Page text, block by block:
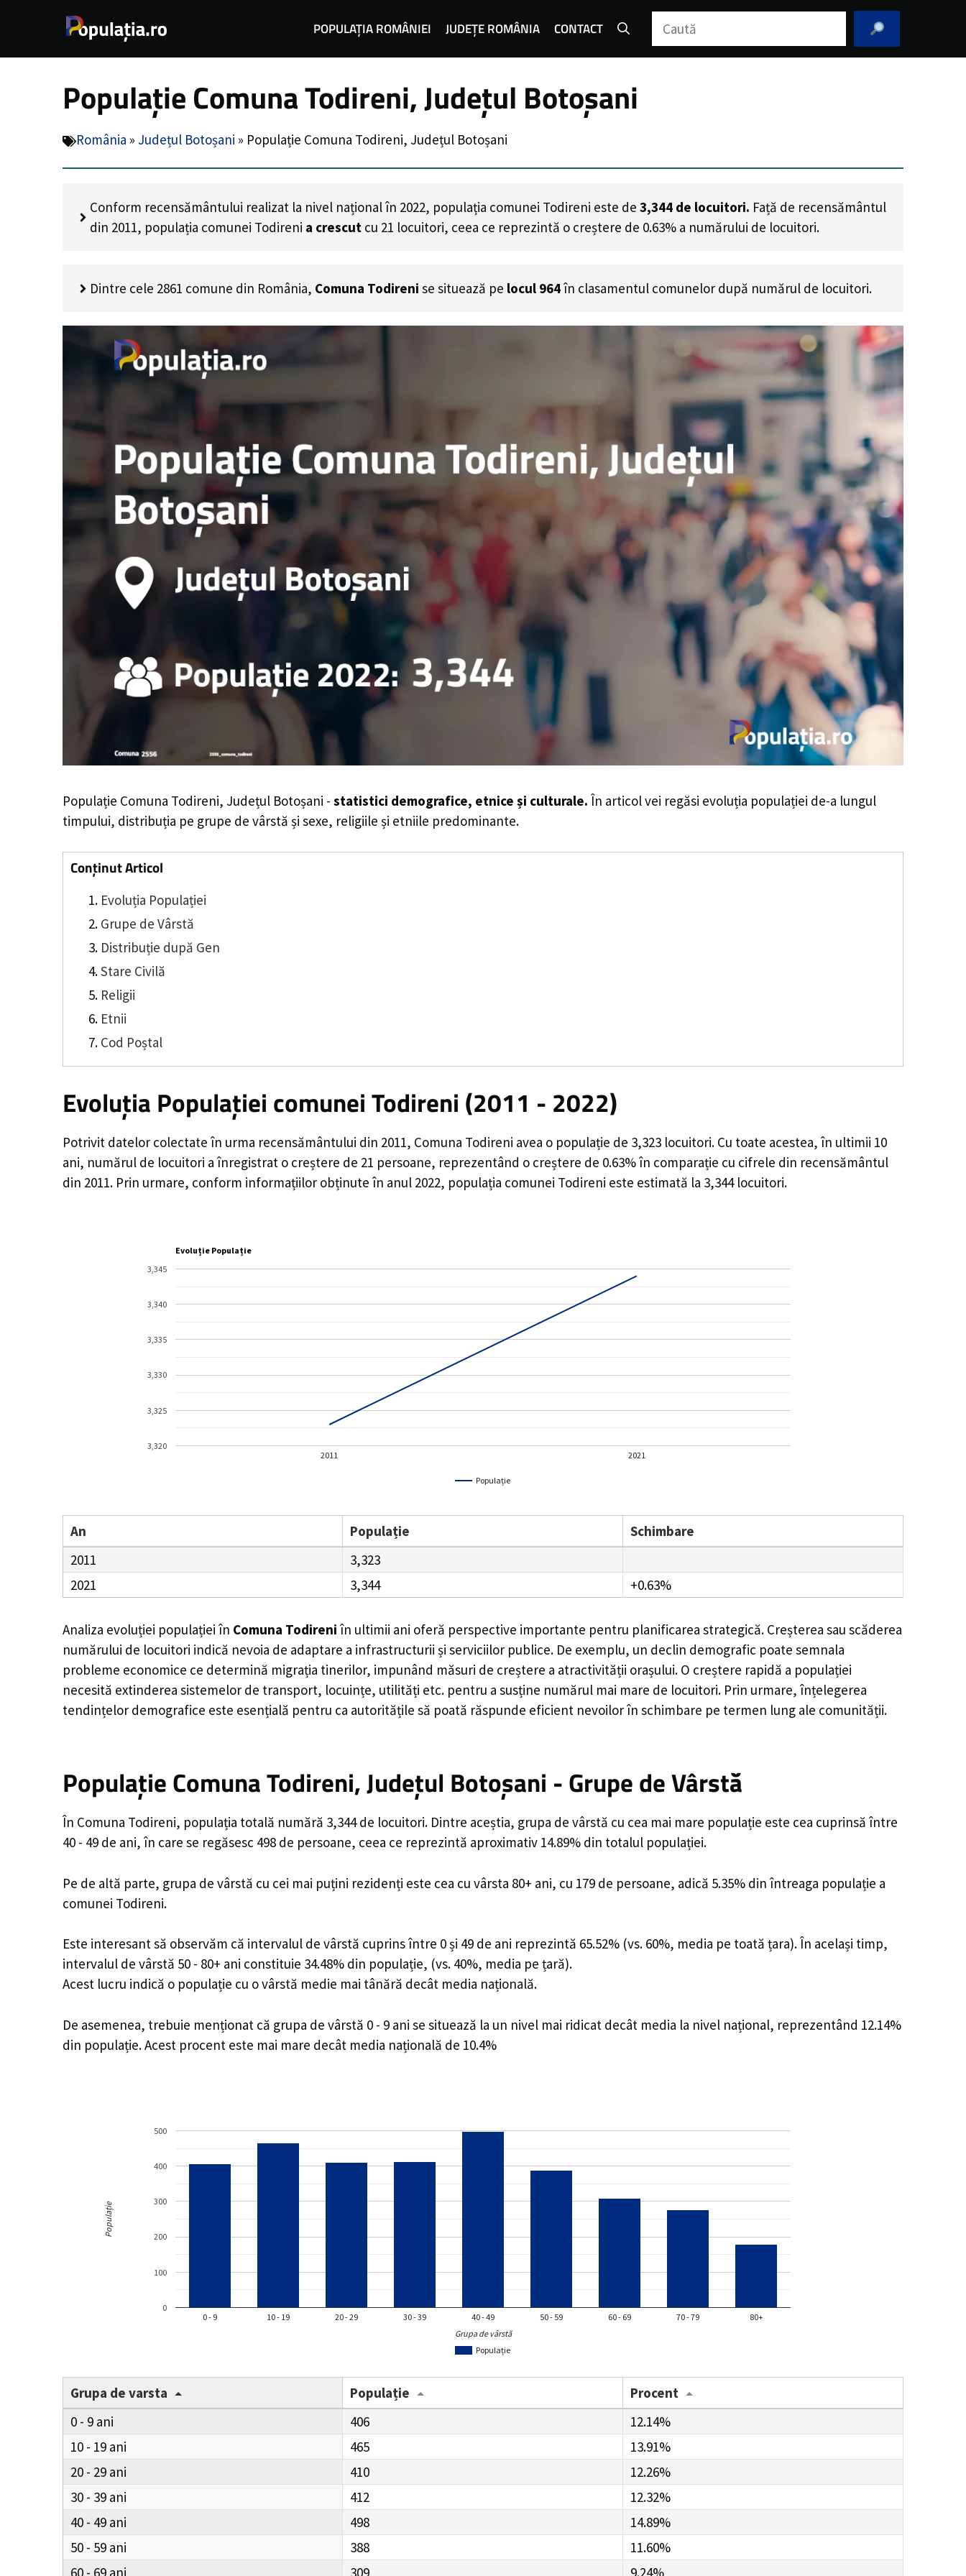
POPULAȚIA ROMÂNIEI JUDEȚE ROMÂNIA CONTACT Caută
Populație Comuna Todireni, Județul Botoșani
România » Județul Botoșani » Populație Comuna Todireni, Județul Botoșani
Conform recensământului realizat la nivel național în 2022, populația comunei Todireni este de 3,344 de locuitori. Față de recensământul
din 2011, populația comunei Todireni a crescut cu 21 locuitori, ceea ce reprezintă o creștere de 0.63% a numărului de locuitori.
Dintre cele 2861 comune din România, Comuna Todireni se situează pe locul 964în clasamentul comunelor după numărul de locuitori.
Populație Comuna Todireni, Județul Botoșani - statistici demografice, etnice și culturale. În articol vei regăsi evoluția populației de-a lungul
timpului, distribuția pe grupe de vârstă și sexe, religiile și etniile predominante.
Conținut Articol
Evoluția Populației
Grupe de Vârstă
Distribuție după Gen
Stare Civilă
Religii
Etnii
Cod Poștal
Evoluția Populației comunei Todireni (2011 - 2022)
Potrivit datelor colectate în urma recensământului din 2011, Comuna Todireni avea o populație de 3,323 locuitori. Cu toate acestea, în ultimii 10
ani, numărul de locuitori a înregistrat o creștere de 21 persoane, reprezentând o creștere de 0.63%în comparație cu cifrele din recensământul
din 2011. Prin urmare, conform informațiilor obținute în anul 2022, populația comunei Todireni este estimată la 3,344locuitori.
Evoluție Populație
Populație
2011 2021
3,320
3,325
3,330
3,335
3,340
3,345
An Populație
Schimbare
2011
3,323
2021
3,344 +0.63%
Analiza evoluției populației în Comuna Todireni în ultimii ani oferă perspective importante pentru planificarea strategică. Creșterea sau scăderea
numărului de locuitori indică nevoia de adaptare a infrastructurii și serviciilor publice. De exemplu, un declin demografic poate semnala
probleme economice ce determină migrația tinerilor, impunând măsuri de creștere a atractivității orașului. O creștere rapidă a populației
necesită extinderea sistemelor de transport, locuințe, utilități etc. pentru a susține numărul mai mare de locuitori. Prin urmare, înțelegerea
tendințelor demografice este esențială pentru ca autoritățile să poată răspunde eficient nevoilor în schimbare pe termen lung ale comunității.
Populație Comuna Todireni, Județul Botoșani - Grupe de Vârstă
În Comuna Todireni, populația totală numără 3,344 de locuitori. Dintre aceștia, grupa de vârstă cu cea mai mare populație este cea cuprinsă între
40 - 49 de ani, în care se regăsesc 498 de persoane, ceea ce reprezintă aproximativ 14.89% din totalul populației.
Pe de altă parte, grupa de vârstă cu cei mai puțini rezidenți este cea cu vârsta 80+ ani, cu 179 de persoane, adică 5.35% din întreaga populație a
comunei Todireni.
Este interesant să observăm că intervalul de vârstă cuprins între 0 și 49 de ani reprezintă 65.52% (vs. 60%, media pe toată țara). În același timp,
intervalul de vârstă 50 - 80+ ani constituie 34.48% din populație, (vs. 40%, media pe țară).
Acest lucru indică o populație cu o vârstă medie mai tânără decât media națională.
De asemenea, trebuie menționat că grupa de vârstă 0 - 9 ani se situează la un nivel mai ridicat decât media la nivel național, reprezentând 12.14%
din populație. Acest procent este mai mare decât media națională de 10.4%
Populație
0 - 9 10 - 19 20 - 29 30 - 39 40 - 49 50 - 59 60 - 69 70 - 79 80+
0
100
200
300
400
500
Grupa de vârstă
Populație
Grupa de varsta Populație
Procent
0 - 9
406
12.14%
10 - 19
465
13.91%
20 - 29
410
12.26%
30 - 39
412
12.32%
40 - 49
498
14.89%
50 - 59
388
11.60%